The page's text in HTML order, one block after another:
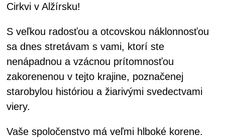
Cirkvi v Alžírsku!
S veľkou radosťou a otcovskou náklonnosťou
sa dnes stretávam s vami, ktorí ste
nenápadnou a vzácnou prítomnosťou
zakorenenou v tejto krajine, poznačenej
starobylou históriou a žiarivými svedectvami
viery.
Vaše spoločenstvo má veľmi hlboké korene.